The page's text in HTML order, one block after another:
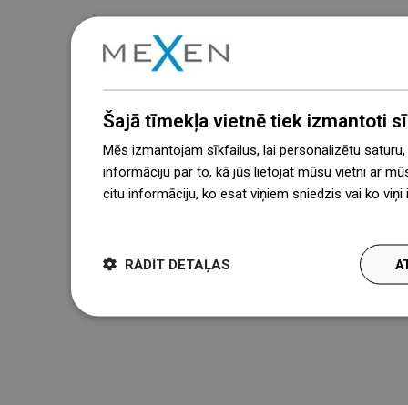
Šajā tīmekļa vietnē tiek izmantoti
Mēs izmantojam sīkfailus, lai personalizētu
informāciju par to, kā jūs lietojat mūsu vietni ar
citu informāciju, ko esat viņiem sniedzis vai ko
RĀDĪT DETAĻAS